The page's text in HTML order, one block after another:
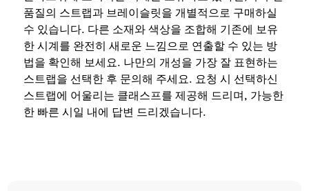
품질의 스트랩과 브레이슬릿을 개별적으로 구매하실
수 있습니다. 다른 소재와 색상을 조합해 기존에 보유
한 시계를 완전히 새로운 느낌으로 연출할 수 있는 방
법을 확인해 보세요. 나만의 개성을 가장 잘 표현하는
스트랩을 선택한 후 문의해 주세요. 요청 시 선택하신
스트랩에 어울리는 클래스프를 제공해 드리며, 가능한
한 빠른 시일 내에 답변 드리겠습니다.